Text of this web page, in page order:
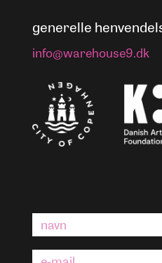
generelle
info@warehouse9.dk